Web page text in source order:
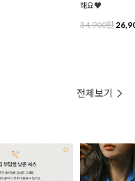
해요♥
34,900원
전체보기